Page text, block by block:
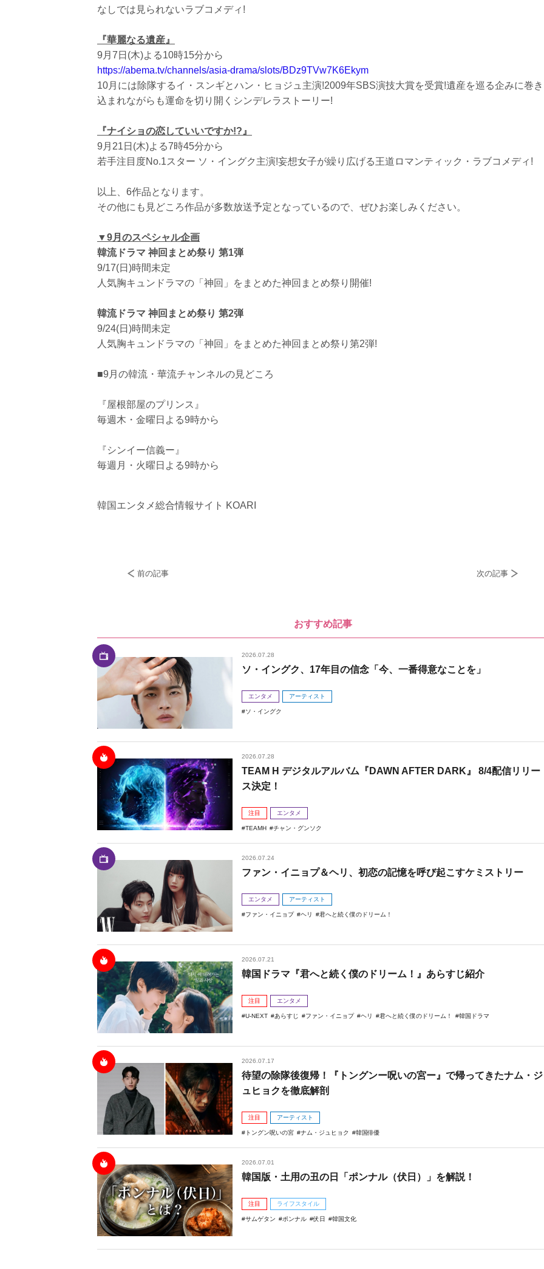
なしでは見られないラブコメディ!
『華麗なる遺産』
9月7日(木)よる10時15分から
https://abema.tv/channels/asia-drama/slots/BDz9TVw7K6Ekym
10月には除隊するイ・スンギとハン・ヒョジュ主演!2009年SBS演技大賞を受賞!遺産を巡る企みに巻き
込まれながらも運命を切り開くシンデレラストーリー!
『ナイショの恋していいですか!? 』
9月21日(木)よる7時45分から
若手注目度No.1スター ソ・イングク主演!妄想女子が繰り広げる王道ロマンティック・ラブコメディ!
以上、6作品となります。
その他にも見どころ作品が多数放送予定となっているので、ぜひお楽しみください。
▼9月のスペシャル企画
韓流ドラマ 神回まとめ祭り 第1弾
9/17(日)時間未定
人気胸キュンドラマの「神回」をまとめた神回まとめ祭り開催!
韓流ドラマ 神回まとめ祭り 第2弾
9/24(日)時間未定
人気胸キュンドラマの「神回」をまとめた神回まとめ祭り第2弾!
■9月の韓流・華流チャンネルの見どころ
『屋根部屋のプリンス』
毎週木・金曜日よる9時から
『シンイー信義ー』
毎週月・火曜日よる9時から
韓国エンタメ総合情報サイト KOARI
前の記事 次の記事
おすすめ記事
2026.07.28
ソ・イングク、17年目の信念「今、一番得意なことを」
エンタメ アーティスト
ソ・イングク
2026.07.28
TEAM H デジタルアルバム『DAWN AFTER DARK』 8/4配信リリー
ス決定！
注目 エンタメ
TEAMH チャン・グンソク
2026.07.24
ファン・イニョプ＆ヘリ、初恋の記憶を呼び起こすケミストリー
エンタメ アーティスト
ファン・イニョプ ヘリ 君へと続く僕のドリーム！
2026.07.21
韓国ドラマ『君へと続く僕のドリーム！』あらすじ紹介
注目 エンタメ
U-NEXT あらすじ ファン・イニョプ ヘリ 君へと続く僕のドリーム！ 韓国ドラマ
2026.07.17
待望の除隊後復帰！『トングンー呪いの宮ー』で帰ってきたナム・ジ
ュヒョクを徹底解剖
注目 アーティスト
トングン呪いの宮 ナム・ジュヒョク 韓国俳優
2026.07.01
韓国版・土用の丑の日「ポンナル（伏日）」を解説！
注目 ライフスタイル
サムゲタン ポンナル 伏日 韓国文化